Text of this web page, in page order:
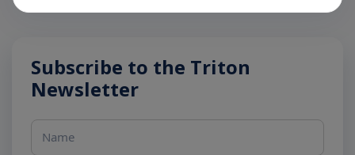
Subscribe to the Triton
Newsletter